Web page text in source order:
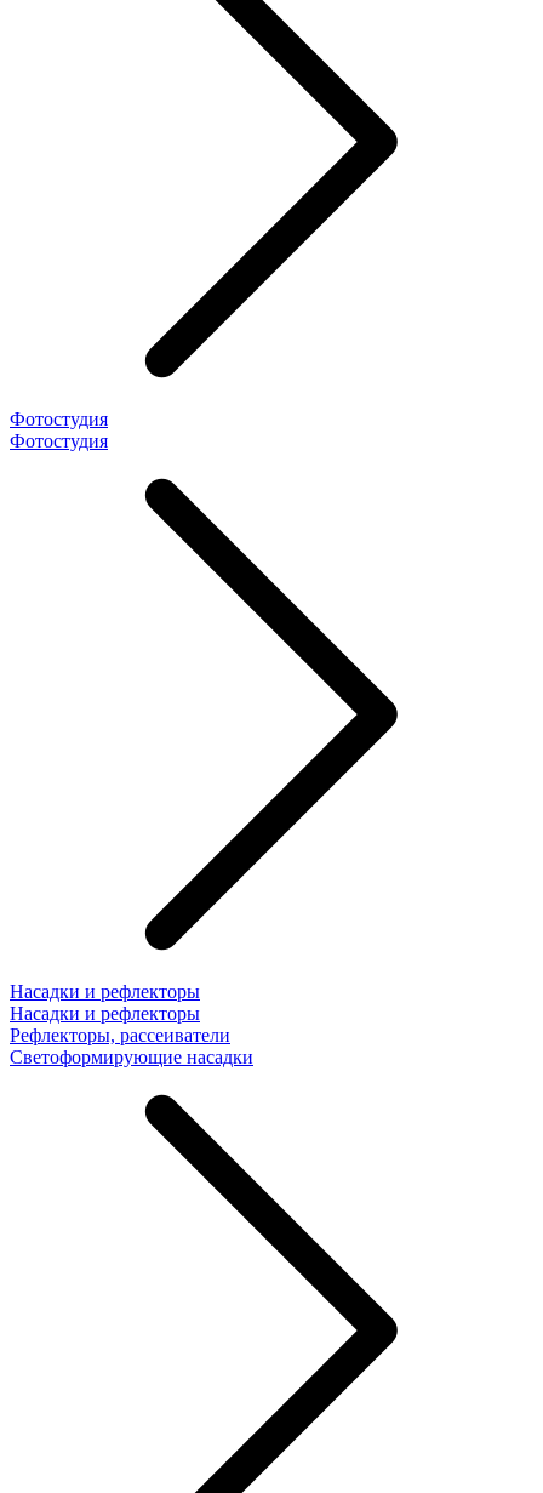
Фотостудия
Фотостудия
Насадки и рефлекторы
Насадки и рефлекторы
Рефлекторы, рассеиватели
Светоформирующие насадки